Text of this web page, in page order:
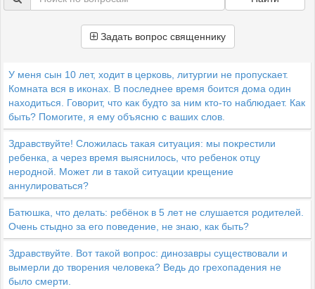
Задать вопрос священнику
У меня сын 10 лет, ходит в церковь, литургии не пропускает.
Комната вся в иконах. В последнее время боится дома один
находиться. Говорит, что как будто за ним кто-то наблюдает. Как
быть? Помогите, я ему объясню с ваших слов.
Здравствуйте! Сложилась такая ситуация: мы покрестили
ребенка, а через время выяснилось, что ребенок отцу
неродной. Может ли в такой ситуации крещение
аннулироваться?
Батюшка, что делать: ребёнок в 5 лет не слушается родителей.
Очень стыдно за его поведение, не знаю, как быть?
Здравствуйте. Вот такой вопрос: динозавры существовали и
вымерли до творения человека? Ведь до грехопадения не
было смерти.